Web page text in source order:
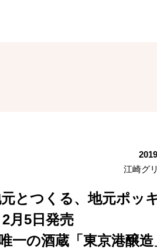
江崎グ
とつくる、地元ポッ
月5日発売
一の酒蔵「東京港醸造